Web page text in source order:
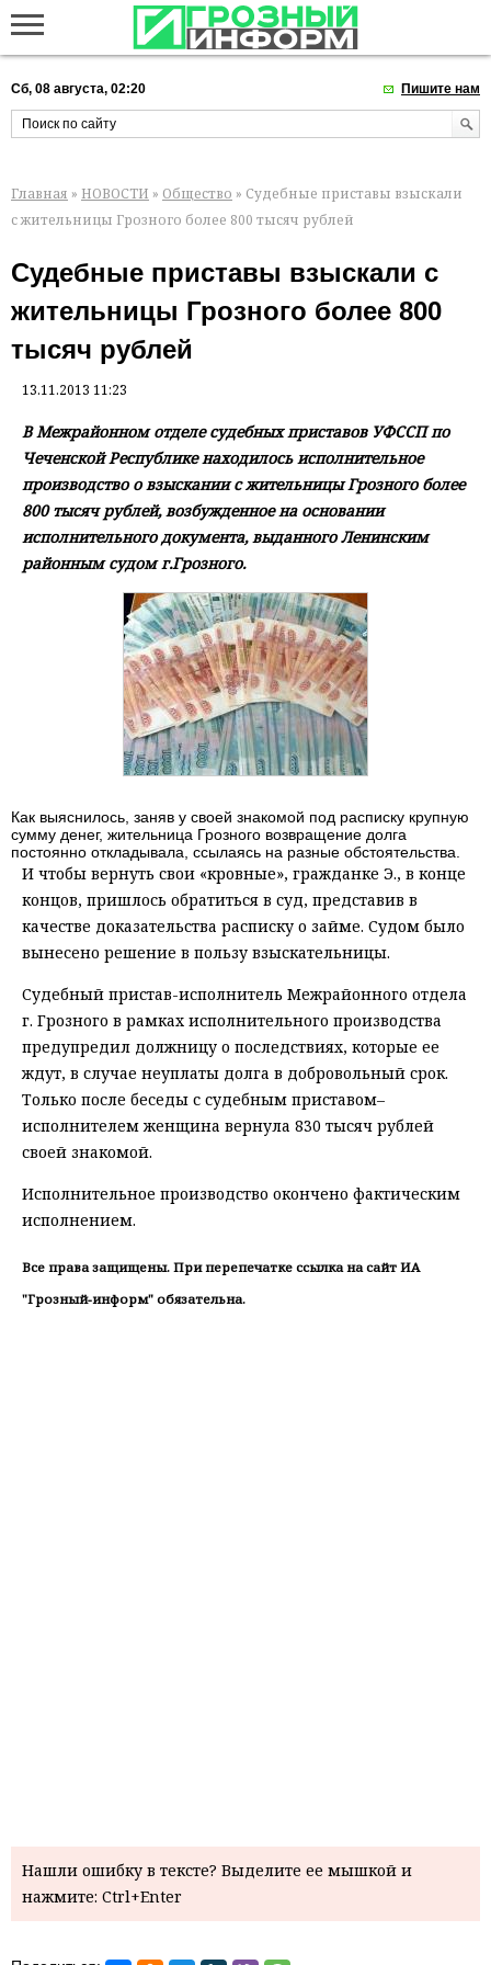
Сб, 08 августа, 02:20 Пишите нам
Главная » НОВОСТИ » Общество » Судебные приставы взыскали
с жительницы Грозного более 800 тысяч рублей
Судебные приставы взыскали с
жительницы Грозного более 800
тысяч рублей
13.11.2013 11:23
В Межрайонном отделе судебных приставов УФССП по
Чеченской Республике находилось исполнительное
производство о взыскании с жительницы Грозного более
800 тысяч рублей, возбужденное на основании
исполнительного документа, выданного Ленинским
районным судом г.Грозного.
Как выяснилось, заняв у своей знакомой под расписку крупную
сумму денег, жительница Грозного возвращение долга
постоянно откладывала, ссылаясь на разные обстоятельства.
И чтобы вернуть свои «кровные», гражданке Э., в конце
концов, пришлось обратиться в суд, представив в
качестве доказательства расписку о займе. Судом было
вынесено решение в пользу взыскательницы.
Судебный пристав-исполнитель Межрайонного отдела
г. Грозного в рамках исполнительного производства
предупредил должницу о последствиях, которые ее
ждут, в случае неуплаты долга в добровольный срок.
Только после беседы с судебным приставом–
исполнителем женщина вернула 830 тысяч рублей
своей знакомой.
Исполнительное производство окончено фактическим
исполнением.
Все права защищены. При перепечатке ссылка на сайт ИА
"Грозный-информ" обязательна.
Нашли ошибку в тексте? Выделите ее мышкой и
нажмите: Ctrl+Enter